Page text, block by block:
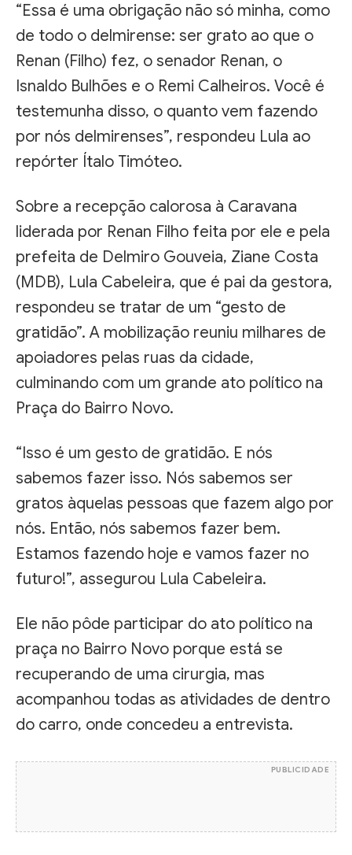
“Essa é uma obrigação não só minha, como
de todo o delmirense: ser grato ao que o
Renan (Filho) fez, o senador Renan, o
Isnaldo Bulhões e o Remi Calheiros. Você é
testemunha disso, o quanto vem fazendo
por nós delmirenses”, respondeu Lula ao
repórter Ítalo Timóteo.
Sobre a recepção calorosa à Caravana
liderada por Renan Filho feita por ele e pela
prefeita de Delmiro Gouveia, Ziane Costa
(MDB), Lula Cabeleira, que é pai da gestora,
respondeu se tratar de um “gesto de
gratidão”. A mobilização reuniu milhares de
apoiadores pelas ruas da cidade,
culminando com um grande ato político na
Praça do Bairro Novo.
“Isso é um gesto de gratidão. E nós
sabemos fazer isso. Nós sabemos ser
gratos àquelas pessoas que fazem algo por
nós. Então, nós sabemos fazer bem.
Estamos fazendo hoje e vamos fazer no
futuro!”, assegurou Lula Cabeleira.
Ele não pôde participar do ato político na
praça no Bairro Novo porque está se
recuperando de uma cirurgia, mas
acompanhou todas as atividades de dentro
do carro, onde concedeu a entrevista.
PUBLICIDADE